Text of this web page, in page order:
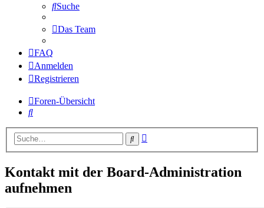
Suche
Das Team
FAQ
Anmelden
Registrieren
Foren-Übersicht
Suche
Suche
Kontakt mit der Board-Administration
aufnehmen